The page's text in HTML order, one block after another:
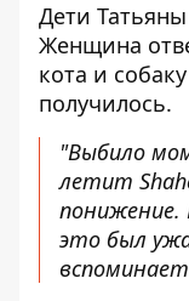
Дети
Женщина
кота и
получилось.
"Выбило
летит
понижение.
это был